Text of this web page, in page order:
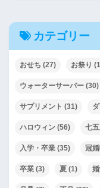
カテゴリー
おせち (27) お祭り
ウォーターサーバー (30)
サプリメント (31)
ハロウィン (56) 七
入学・卒業 (35) 冠
卒業 (3) 夏 (1)